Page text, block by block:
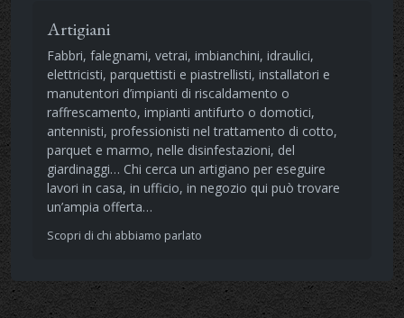
Artigiani
Fabbri, falegnami, vetrai, imbianchini, idraulici,
elettricisti, parquettisti e piastrellisti, installatori e
manutentori d’impianti di riscaldamento o
raffrescamento, impianti antifurto o domotici,
antennisti, professionisti nel trattamento di cotto,
parquet e marmo, nelle disinfestazioni, del
giardinaggi… Chi cerca un artigiano per eseguire
lavori in casa, in ufficio, in negozio qui può trovare
un’ampia offerta…
Scopri di chi abbiamo parlato